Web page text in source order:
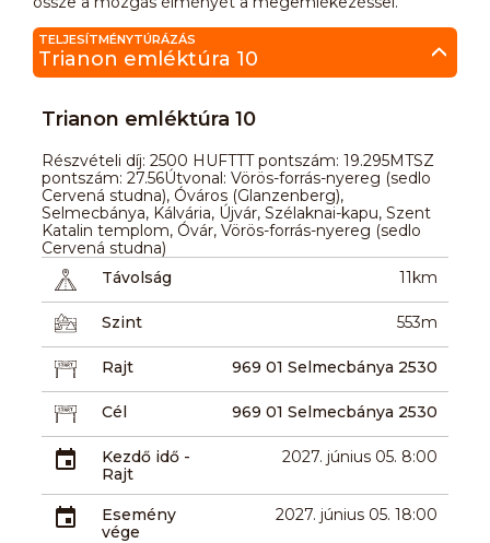
TELJESÍTMÉNYTÚRÁZÁS
Trianon emléktúra 10
Trianon emléktúra 10
Részvételi díj: 2500 HUFTTT pontszám: 19.295MTSZ
pontszám: 27.56Útvonal: Vörös-forrás-nyereg (sedlo
Cervená studna), Óváros (Glanzenberg),
Selmecbánya, Kálvária, Újvár, Szélaknai-kapu, Szent
Katalin templom, Óvár, Vörös-forrás-nyereg (sedlo
Cervená studna)
Távolság
11km
Szint 553m
Rajt 969 01 Selmecbánya 2530
Cél 969 01 Selmecbánya 2530
Kezdő idő -
Rajt
2027. június 05. 8:00
Esemény
vége
2027. június 05. 18:00